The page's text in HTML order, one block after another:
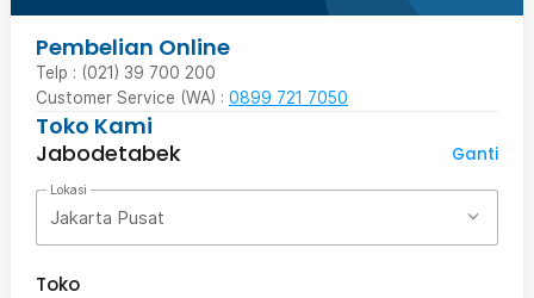
Pembelian Online
Telp : (021) 39 700 200
Customer Service (WA) : 0899 721 7050
Toko Kami
Jabodetabek
Ganti
Lokasi
Jakarta Pusat
Toko